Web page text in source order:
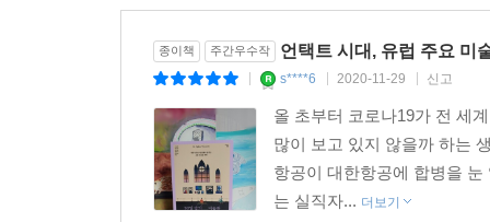
명화에 담긴 역사적 배경과 이야기는 물론
미술사의 흐름까지 머릿속에 자연스럽게 펼쳐집니
설명으로 이야기하는 데 탁월합니다. 이러한 특
세계사의 주요 사건이나 화가의 특징 또는 회화
흐름에 따라 감상할 수 있도록 했습니다. 이는 화
합니다.
종이책 주간우수작 언택트 시대, 유럽 주요 미
s****6 2020-11-29 신고
올 초부터 코로나19가 전 세
많이 보고 있지 않을까 하는
항공이 대한항공에 합병을
는 실직자... 더보기